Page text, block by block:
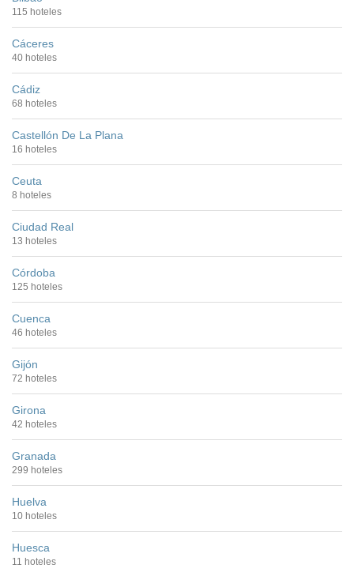
115 hoteles
Cáceres
40 hoteles
Cádiz
68 hoteles
Castellón De La Plana
16 hoteles
Ceuta
8 hoteles
Ciudad Real
13 hoteles
Córdoba
125 hoteles
Cuenca
46 hoteles
Gijón
72 hoteles
Girona
42 hoteles
Granada
299 hoteles
Huelva
10 hoteles
Huesca
11 hoteles